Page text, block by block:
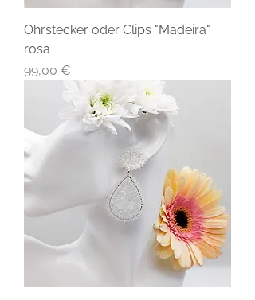
Ohrstecker oder Clips "Madeira"
rosa
Preis
99,00 €